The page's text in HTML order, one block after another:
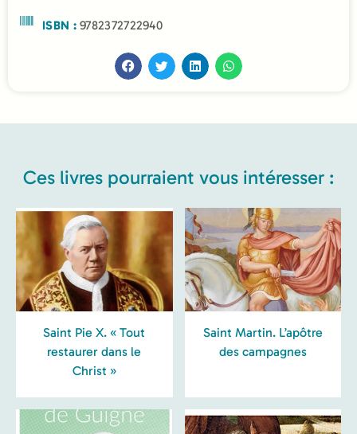
ISBN :9782372722940
Ces livres pourraient vous intéresser :
Saint Pie X. « Tout
restaurer dans le
Christ »
Saint Martin. L’apôtre
des campagnes